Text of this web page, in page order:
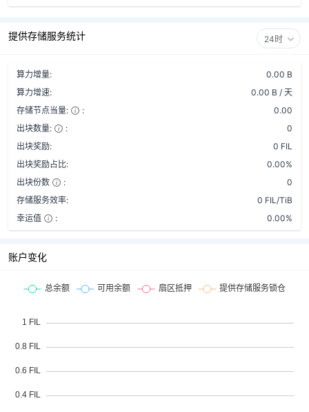
提供存储服务统计 24时
算力增量:
0.00 B
算力增速:
0.00 B / 天
存储节点当量:
:
0.00
出块数量:
:
0
出块奖励:
0 FIL
出块奖励占比:
0.00%
出块份数
:
0
存储服务效率:
0 FIL/TiB
幸运值
: 0.00%
账户变化